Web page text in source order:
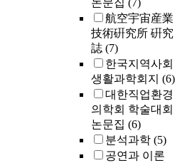
논문집 (7)
航空宇宙産業
技術硏究所 硏究
誌 (7)
한국지역사회
생활과학회지 (6)
대한직업환경
의학회 학술대회
논문집 (6)
분석과학 (5)
공연과 이론